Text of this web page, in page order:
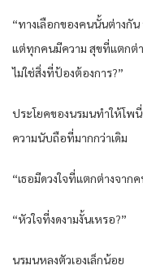
“ทางเลือกของคนนั้นต่างกัน
แต่ทุกคนมีความ สุขที่แตกต่า
ไม่ใช่สิ่งที่ป้องต้องการ?”
ประโยคของนรมนทำให้โพ
ความนับถือที่มากกว่าเดิม
“เธอมีดวงใจที่แตกต่างจาก
“หัวใจที่งดงามงั้นเหรอ?”
นรมนหลงตัวเองเล็กน้อย